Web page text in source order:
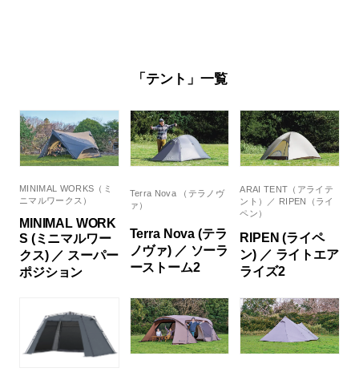
「テント」一覧
MINIMAL WORKS（ミ
ニマルワークス）
MINIMAL WORK
S (ミニマルワー
クス) ／ スーパー
ポジション
Terra Nova （テラノヴ
ァ）
Terra Nova (テラ
ノヴァ) ／ ソーラ
ーストーム2
ARAI TENT（アライテ
ント）／ RIPEN（ライ
ペン）
RIPEN (ライペ
ン) ／ ライトエア
ライズ2